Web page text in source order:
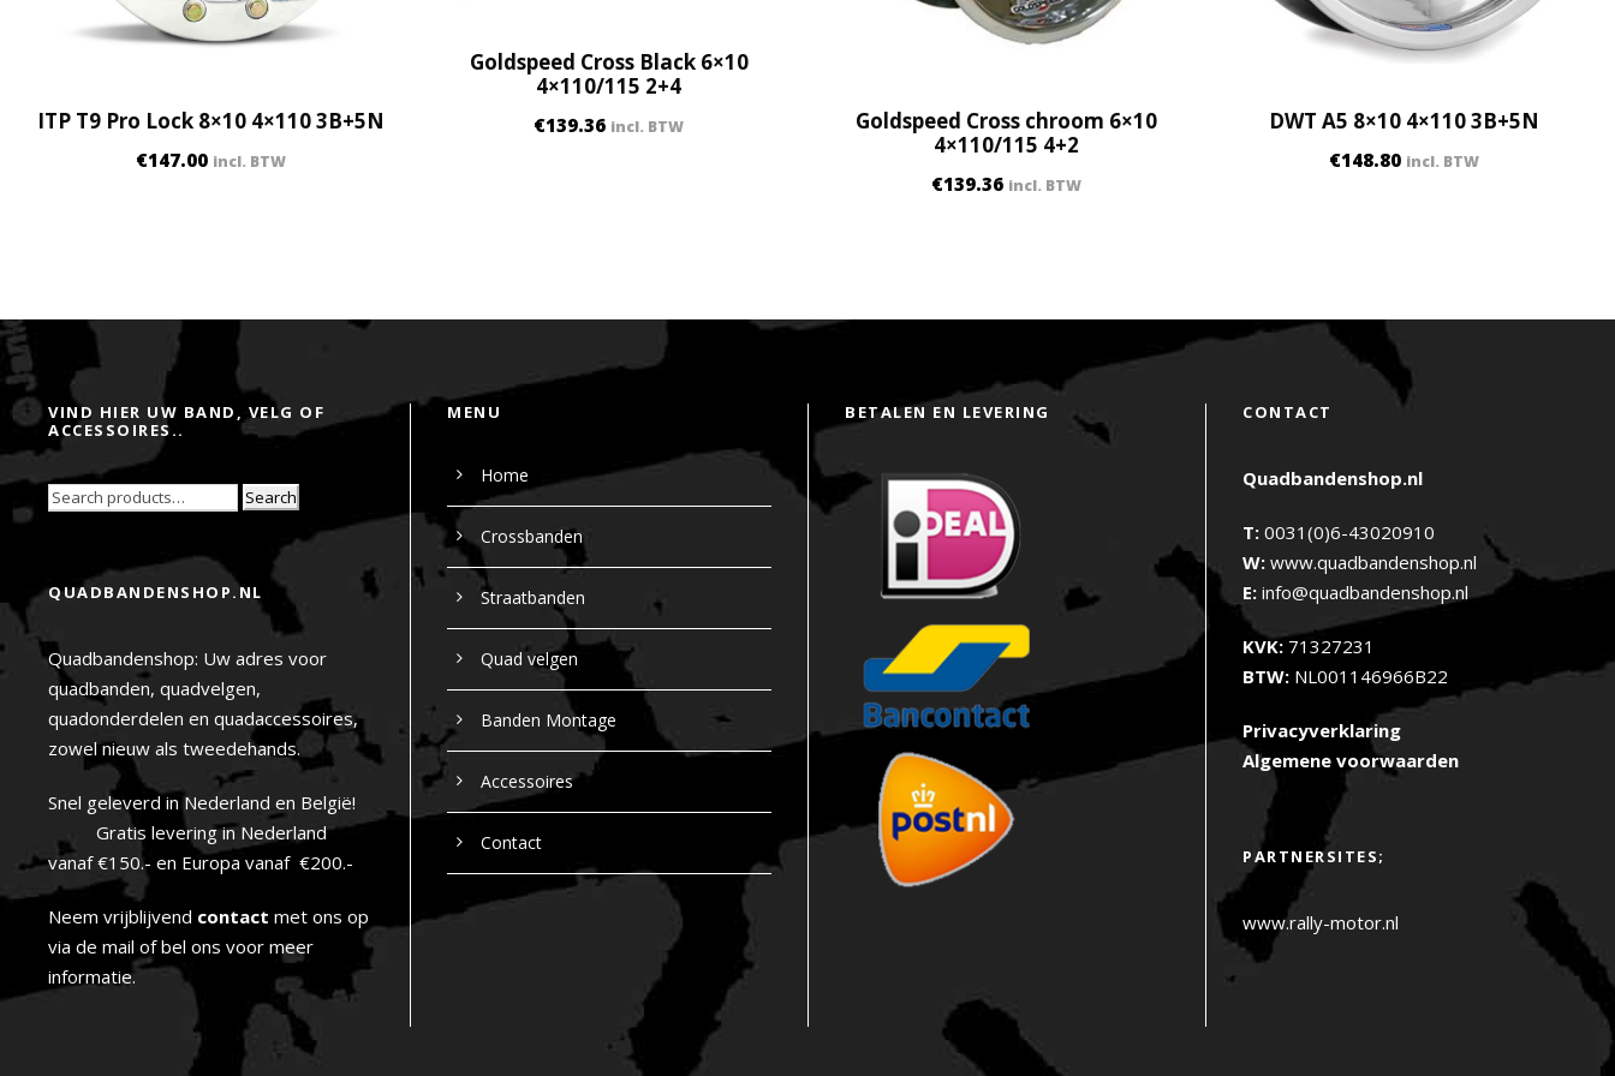
ITP T9 Pro Lock 8×10 4×110 3B+5N
€147.00 incl. BTW
Goldspeed Cross Black 6×10
4×110/115 2+4
€139.36 incl. BTW
Goldspeed Cross chroom 6×10
4×110/115 4+2
€139.36 incl. BTW
DWT A5 8×10 4×110 3B+5N
€148.80 incl. BTW
VIND HIER UW BAND, VELG OF
ACCESSOIRES..
Search
QUADBANDENSHOP.NL
Quadbandenshop: Uw adres voor
quadbanden, quadvelgen,
quadonderdelen en quadaccessoires,
zowel nieuw als tweedehands.
Snel geleverd in Nederland en België!
Gratis levering in Nederland
vanaf €150.- en Europa vanaf €200.-
Neem vrijblijvend contact met ons op
via de mail of bel ons voor meer
informatie.
MENU
Home
Crossbanden
Straatbanden
Quad velgen
Banden Montage
Accessoires
Contact
BETALEN EN LEVERING CONTACT
Quadbandenshop.nl
T: 0031(0)6-43020910
W: www.quadbandenshop.nl
E: info@quadbandenshop.nl
KVK: 71327231
BTW: NL001146966B22
Privacyverklaring
Algemene voorwaarden
PARTNERSITES;
www.rally-motor.nl